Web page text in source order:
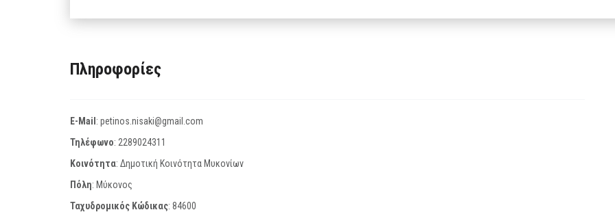
Πληροφορίες
E-Mail : petinos.nisaki@gmail.com
Τηλέφωνο: 2289024311
Κοινότητα: Δημοτική Κοινότητα Μυκονίων
Πόλη: Μύκονος
Ταχυδρομικός Κώδικας: 84600